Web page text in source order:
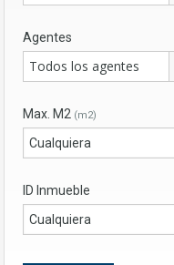
Agentes
Todos los agentes
Max. M2 (m2)
ID Inmueble